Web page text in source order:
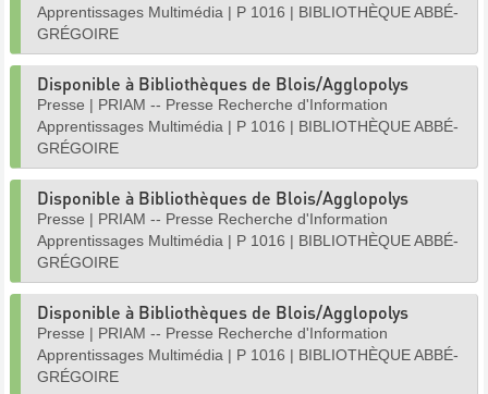
Apprentissages Multimédia | P 1016 | BIBLIOTHÈQUE ABBÉ-
GRÉGOIRE
Disponible à Bibliothèques de Blois/Agglopolys
Presse | PRIAM -- Presse Recherche d'Information
Apprentissages Multimédia | P 1016 | BIBLIOTHÈQUE ABBÉ-
GRÉGOIRE
Disponible à Bibliothèques de Blois/Agglopolys
Presse | PRIAM -- Presse Recherche d'Information
Apprentissages Multimédia | P 1016 | BIBLIOTHÈQUE ABBÉ-
GRÉGOIRE
Disponible à Bibliothèques de Blois/Agglopolys
Presse | PRIAM -- Presse Recherche d'Information
Apprentissages Multimédia | P 1016 | BIBLIOTHÈQUE ABBÉ-
GRÉGOIRE